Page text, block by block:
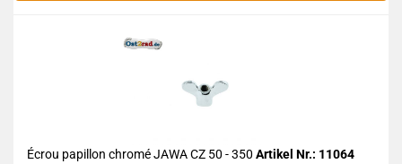
Écrou papillon chromé JAWA CZ 50 - 350 Artikel Nr.: 11064